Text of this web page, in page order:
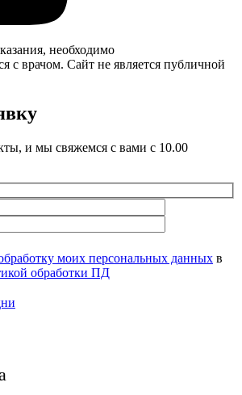
необходимо
с врачом. Сайт не является публичной
и мы свяжемся с вами с 10.00
моих персональных данных в
обработки ПД